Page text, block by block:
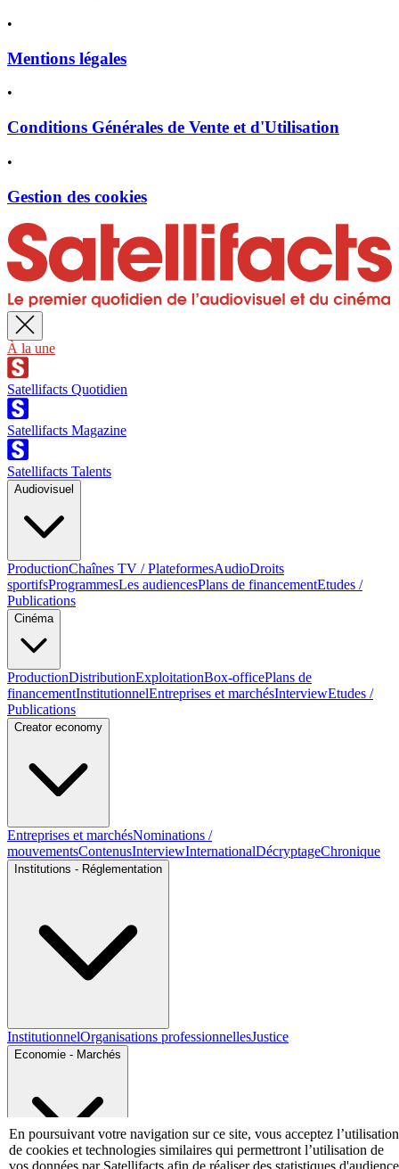
•
Mentions légales
•
Conditions Générales de Vente et d'Utilisation
•
Gestion des cookies
À la une
Satellifacts Quotidien
Satellifacts Magazine
Satellifacts Talents
Audiovisuel
ProductionChaînes TV / PlateformesAudioDroits
sportifsProgrammesLes audiencesPlans de financementEtudes /
Publications
Cinéma
ProductionDistributionExploitationBox-officePlans de
financementInstitutionnelEntreprises et marchésInterviewEtudes /
Publications
Creator economy
Entreprises et marchésNominations /
mouvementsContenusInterviewInternationalDécryptageChronique
Institutions - Réglementation
InstitutionnelOrganisations professionnellesJustice
Economie - Marchés
En poursuivant votre navigation sur ce site, vous acceptez l’utilisation
de cookies et technologies similaires qui permettront l’utilisation de
vos données par Satellifacts afin de réaliser des statistiques d'audience